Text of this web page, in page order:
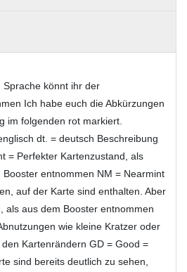
Sprache könnt ihr der
Ich habe euch die Abkürzungen
im folgenden rot markiert.
dt. = deutsch Beschreibung
= Perfekter Kartenzustand, als
entnommen NM = Nearmint
auf der Karte sind enthalten. Aber
als aus dem Booster entnommen
wie kleine Kratzer oder
Kartenrändern GD = Good =
sind bereits deutlich zu sehen,